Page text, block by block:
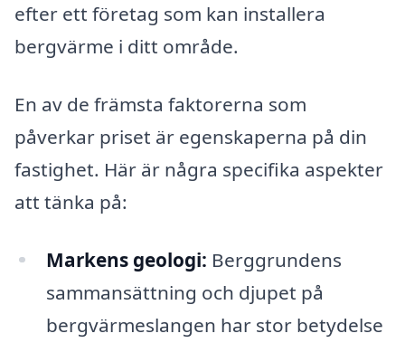
efter ett företag som kan installera
bergvärme i ditt område.
En av de främsta faktorerna som
påverkar priset är egenskaperna på din
fastighet. Här är några specifika aspekter
att tänka på:
Markens geologi: Berggrundens
sammansättning och djupet på
bergvärmeslangen har stor betydelse